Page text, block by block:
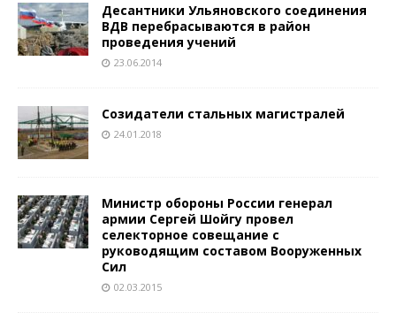
Десантники Ульяновского соединения
ВДВ перебрасываются в район
проведения учений
23.06.2014
Созидатели стальных магистралей
24.01.2018
Министр обороны России генерал
армии Сергей Шойгу провел
селекторное совещание с
руководящим составом Вооруженных
Сил
02.03.2015